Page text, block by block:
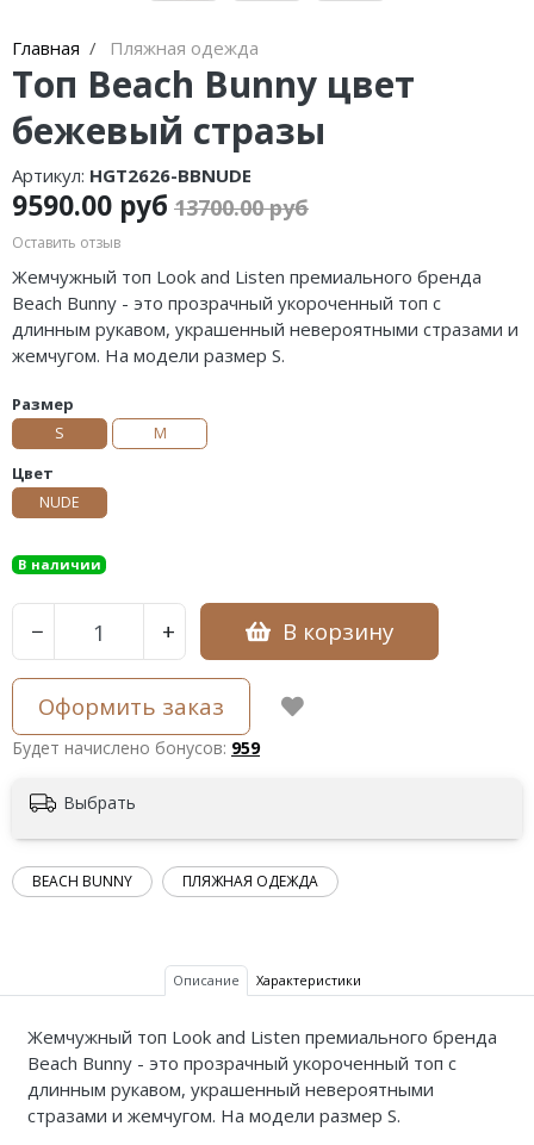
Главная Пляжная одежда
Топ Beach Bunny цвет
бежевый стразы
Артикул: HGT2626-BBNUDE
9590.00 руб 13700.00 руб
Оставить отзыв
Жемчужный топ Look and Listen премиального бренда
Beach Bunny - это прозрачный укороченный топ с
длинным рукавом, украшенный невероятными стразами и
жемчугом. На модели размер S.
Размер
S M
Цвет
NUDE
В наличии
− + В корзину
Оформить заказ
Будет начислено бонусов: 959
Выбрать
BEACH BUNNY ПЛЯЖНАЯ ОДЕЖДА
Описание Характеристики
Жемчужный топ Look and Listen премиального бренда
Beach Bunny - это прозрачный укороченный топ с
длинным рукавом, украшенный невероятными
стразами и жемчугом. На модели размер S.